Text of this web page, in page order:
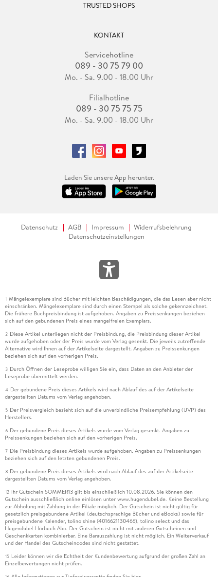
TRUSTED SHOPS
KONTAKT
Servicehotline
089 - 30 75 79 00
Mo. - Sa. 9.00 - 18.00 Uhr
Filialhotline
089 - 30 75 75 75
Mo. - Sa. 9.00 - 18.00 Uhr
Laden Sie unsere App herunter.
Datenschutz AGB Impressum
Widerrufsbelehrung
Datenschutzeinstellungen
1 Mängelexemplare sind Bücher mit leichten Beschädigungen, die das Lesen aber nicht
einschränken. Mängelexemplare sind durch einen Stempel als solche gekennzeichnet.
Die frühere Buchpreisbindung ist aufgehoben. Angaben zu Preissenkungen beziehen
sich auf den gebundenen Preis eines mangelfreien Exemplars.
2 Diese Artikel unterliegen nicht der Preisbindung, die Preisbindung dieser Artikel
wurde aufgehoben oder der Preis wurde vom Verlag gesenkt. Die jeweils zutreffende
Alternative wird Ihnen auf der Artikelseite dargestellt. Angaben zu Preissenkungen
beziehen sich auf den vorherigen Preis.
3 Durch Öffnen der Leseprobe willigen Sie ein, dass Daten an den Anbieter der
Leseprobe übermittelt werden.
4 Der gebundene Preis dieses Artikels wird nach Ablauf des auf der Artikelseite
dargestellten Datums vom Verlag angehoben.
5 Der Preisvergleich bezieht sich auf die unverbindliche Preisempfehlung (UVP) des
Herstellers.
6 Der gebundene Preis dieses Artikels wurde vom Verlag gesenkt. Angaben zu
Preissenkungen beziehen sich auf den vorherigen Preis.
7 Die Preisbindung dieses Artikels wurde aufgehoben. Angaben zu Preissenkungen
beziehen sich auf den letzten gebundenen Preis.
8 Der gebundene Preis dieses Artikels wird nach Ablauf des auf der Artikelseite
dargestellten Datums vom Verlag angehoben.
12 Ihr Gutschein SOMMER13 gilt bis einschließlich 10.08.2026. Sie können den
Gutschein ausschließlich online einlösen unter www.hugendubel.de. Keine Bestellung
zur Abholung mit Zahlung in der Filiale möglich. Der Gutschein ist nicht gültig für
gesetzlich preisgebundene Artikel (deutschsprachige Bücher und eBooks) sowie für
preisgebundene Kalender, tolino shine (4016621130466), tolino select und das
Hugendubel Hörbuch Abo. Der Gutschein ist nicht mit anderen Gutscheinen und
Geschenkkarten kombinierbar. Eine Barauszahlung ist nicht möglich. Ein Weiterverkauf
und der Handel des Gutscheincodes sind nicht gestattet.
15 Leider können wir die Echtheit der Kundenbewertung aufgrund der großen Zahl an
Einzelbewertungen nicht prüfen.